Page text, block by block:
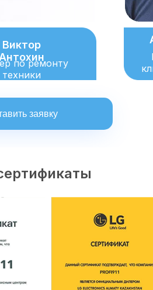
Виктор
по ремонту
техники
заявку